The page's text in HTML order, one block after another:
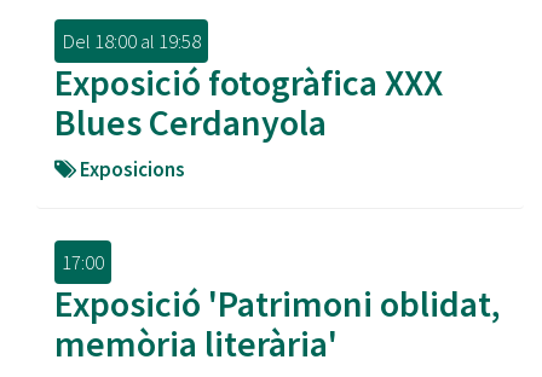
Del 18:00al 19:58
Exposició fotogràfica XXX
Blues Cerdanyola
Exposicions
17:00
Exposició 'Patrimoni oblidat,
memòria literària'